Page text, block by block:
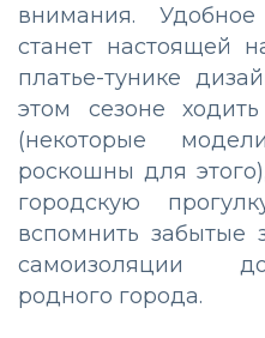
внимания.
станет настоящей
платье-тунике
этом сезоне
(некоторые
роскошны для
городскую
вспомнить забытые
самоизоляции
родного города.